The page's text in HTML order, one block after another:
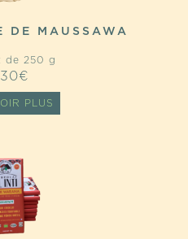
DE MAUSSAWA
de 250 g
€
PLUS